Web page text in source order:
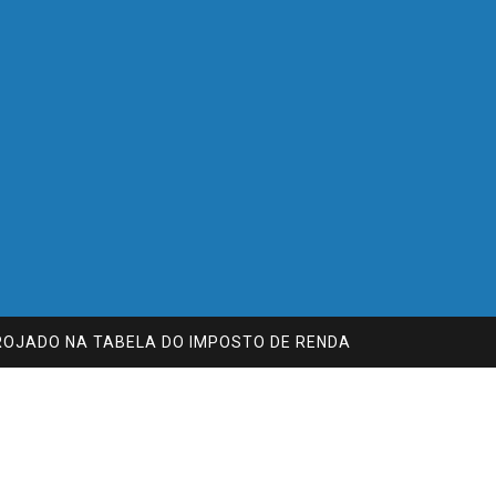
NA TABELA DO IMPOSTO DE RENDA